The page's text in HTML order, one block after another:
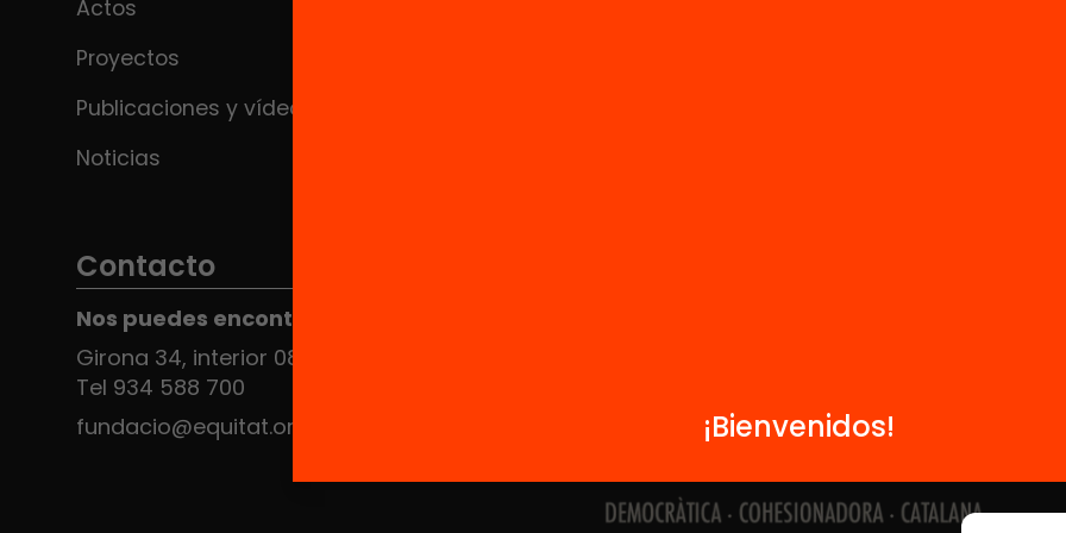
Actos
Proyectos
Publicaciones y vídeos
Noticias
Contacto
Nos puedes encontrar en el HUB Social
Girona 34, interior 08010 Barcelona
Tel 934 588 700
fundacio@equitat.org
¡Bienvenidos!